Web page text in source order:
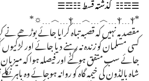
*ⲯ﹍︿﹍︿﹍ⲯ﹍ⲯ﹍︿﹍☼*
مقصد یہ نہیں کہ قصبہ تباہ کرایا جائے بوڑھے نے
کسی مسلمان کو زندہ نہ رہنے دیا جائے اور
جائے سب متفق ہوگئے اور فیصلہ ہوا کہ
شاہ بالڈون کی خیمہ گاہ کو روانہ ہوجائے وہ باہر